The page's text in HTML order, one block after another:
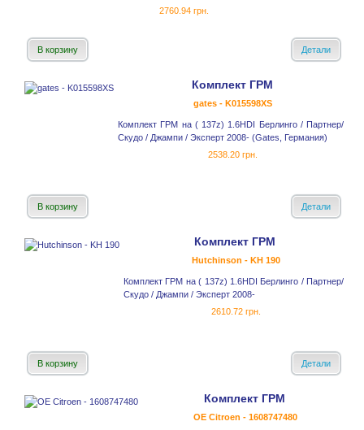
2760.94 грн.
В корзину Детали
Комплект ГРМ
gates - K015598XS
Комплект ГРМ на ( 137z) 1.6HDI Берлинго / Партнер/
Скудо / Джампи / Эксперт 2008- (Gates, Германия)
2538.20 грн.
В корзину Детали
Комплект ГРМ
Hutchinson - KH 190
Комплект ГРМ на ( 137z) 1.6HDI Берлинго / Партнер/
Скудо / Джампи / Эксперт 2008-
2610.72 грн.
В корзину Детали
Комплект ГРМ
OE Citroen - 1608747480